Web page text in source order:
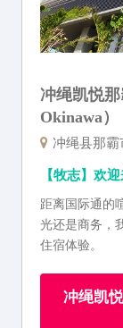
冲绳凯悦
Okinawa）
冲绳县那霸
【牧志】欢
距离国际通的
光还是商务，
住宿体验。
冲绳凯